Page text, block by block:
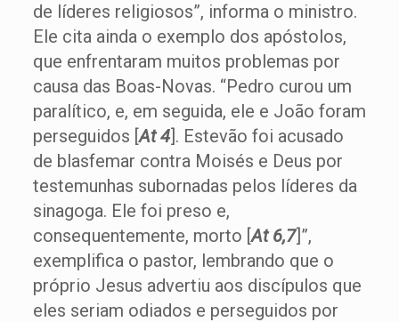
de líderes religiosos”, informa o ministro.
Ele cita ainda o exemplo dos apóstolos,
que enfrentaram muitos problemas por
causa das Boas-Novas. “Pedro curou um
paralítico, e, em seguida, ele e João foram
perseguidos [At 4]. Estevão foi acusado
de blasfemar contra Moisés e Deus por
testemunhas subornadas pelos líderes da
sinagoga. Ele foi preso e,
consequentemente, morto [At 6,7]”,
exemplifica o pastor, lembrando que o
próprio Jesus advertiu aos discípulos que
eles seriam odiados e perseguidos por